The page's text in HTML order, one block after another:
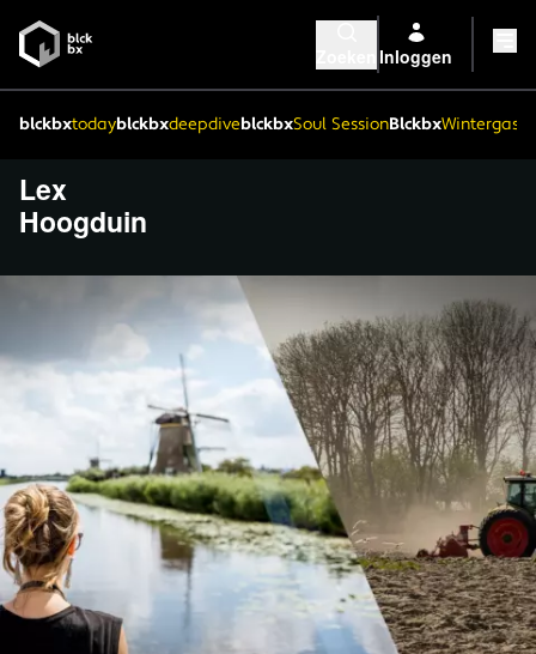
Inloggen
blckbxtodayblckbxdeepdiveblckbxSoul SessionBlckbx
Lex
Hoogduin